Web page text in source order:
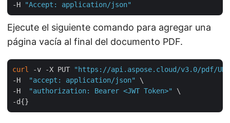
-H
"Accept: application/json"
Ejecute el siguiente comando para agregar una
página vacía al final del documento PDF.
curl -v -X PUT
"https://api.aspose.cloud/v3.0/pdf/
-H
"accept: application/json"
\
-H
"authorization: Bearer <JWT Token>"
\